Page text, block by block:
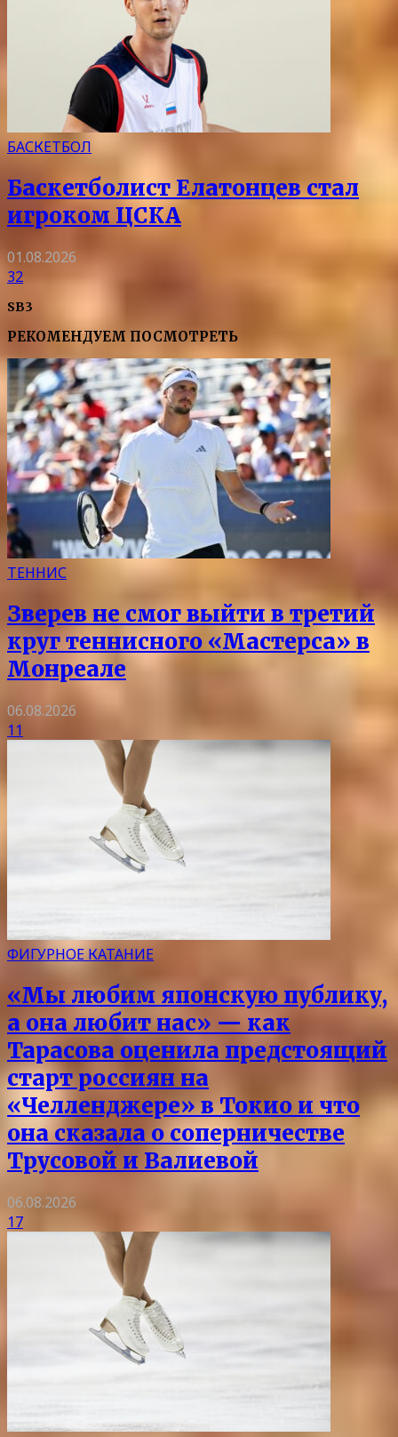
БАСКЕТБОЛ
Баскетболист Елатонцев стал
игроком ЦСКА
01.08.2026
32
SB3
РЕКОМЕНДУЕМ ПОСМОТРЕТЬ
ТЕННИС
Зверев не смог выйти в третий
круг теннисного «Мастерса» в
Монреале
06.08.2026
11
ФИГУРНОЕ КАТАНИЕ
«Мы любим японскую публику,
а она любит нас» — как
Тарасова оценила предстоящий
старт россиян на
«Челленджере» в Токио и что
она сказала о соперничестве
Трусовой и Валиевой
06.08.2026
17